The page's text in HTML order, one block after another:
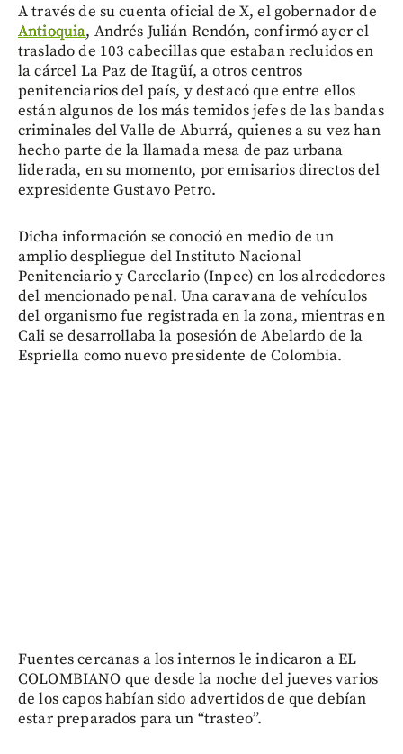
A través de su cuenta oficial de X, el gobernador de
Antioquia, Andrés Julián Rendón, confirmó ayer el
traslado de 103 cabecillas que estaban recluidos en
la cárcel La Paz de Itagüí, a otros centros
penitenciarios del país, y destacó que entre ellos
están algunos de los más temidos jefes de las bandas
criminales del Valle de Aburrá, quienes a su vez han
hecho parte de la llamada mesa de paz urbana
liderada, en su momento, por emisarios directos del
expresidente Gustavo Petro.
Dicha información se conoció en medio de un
amplio despliegue del Instituto Nacional
Penitenciario y Carcelario (Inpec) en los alrededores
del mencionado penal. Una caravana de vehículos
del organismo fue registrada en la zona, mientras en
Cali se desarrollaba la posesión de Abelardo de la
Espriella como nuevo presidente de Colombia.
Fuentes cercanas a los internos le indicaron a EL
COLOMBIANO que desde la noche del jueves varios
de los capos habían sido advertidos de que debían
estar preparados para un “trasteo”.